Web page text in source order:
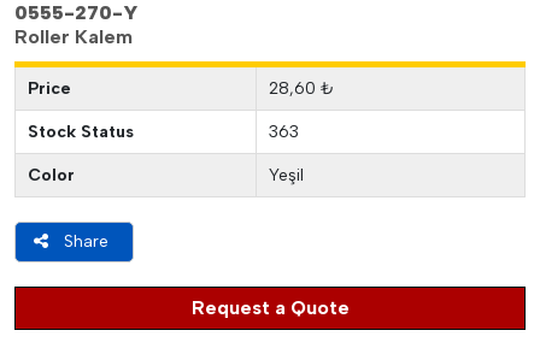
0555-270-Y
Roller Kalem
Price 28,60 ₺
Stock Status 363
Color Yeşil
Share
Request a Quote